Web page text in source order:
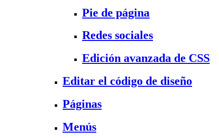
Pie de página
Redes sociales
Edición avanzada de CSS
Editar el código de diseño
Páginas
Menús